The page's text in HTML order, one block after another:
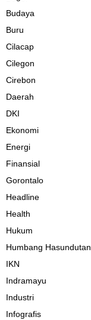
Budaya
Buru
Cilacap
Cilegon
Cirebon
Daerah
DKI
Ekonomi
Energi
Finansial
Gorontalo
Headline
Health
Hukum
Humbang Hasundutan
IKN
Indramayu
Industri
Infografis